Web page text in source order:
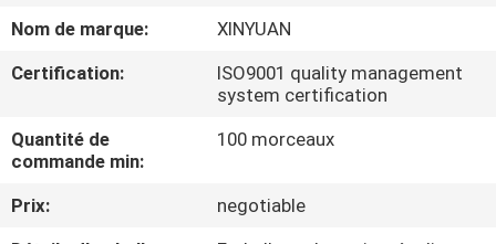
DE
NOUS
VISITE
Nom de marque:
XINYUAN
Certification:
ISO9001 quality management
system certification
Quantité de
commande min:
100 morceaux
Prix:
negotiable